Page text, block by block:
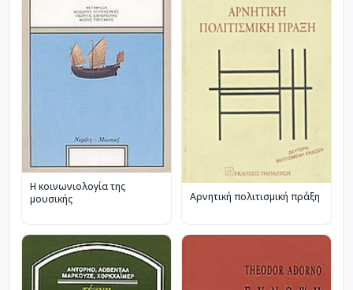
Η κοινωνιολογία της
μουσικής
Αρνητική πολιτισμική πράξη